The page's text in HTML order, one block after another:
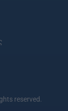
reserved.